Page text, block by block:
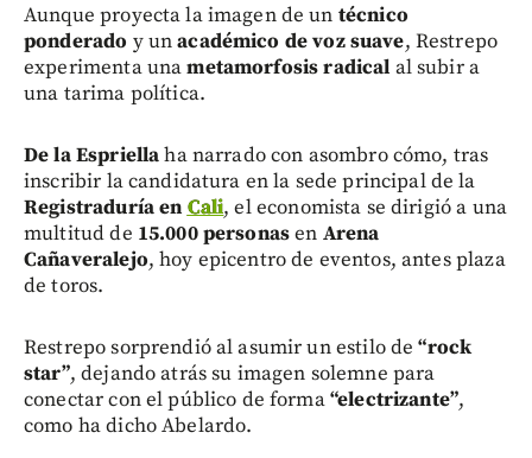
Aunque proyecta la imagen de un técnico
ponderado y unacadémico de voz suave, Restrepo
experimenta unametamorfosis radical al subir a
una tarima política.
De la Espriellaha narrado con asombro cómo, tras
inscribir la candidatura en la sede principal de la
Registraduría en Cali, el economista se dirigió a una
multitud de 15.000 personasen Arena
Cañaveralejo, hoy epicentro de eventos, antes plaza
de toros.
Restrepo sorprendió al asumir un estilo de“rock
star”, dejando atrás su imagen solemne para
conectar con el público de forma“electrizante”,
como ha dicho Abelardo.